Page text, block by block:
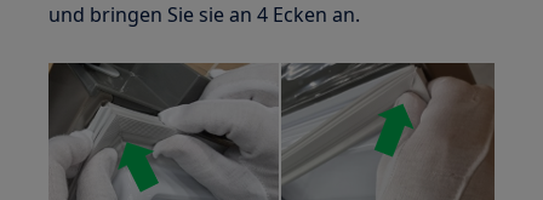
und bringen Sie sie an 4 Ecken an.